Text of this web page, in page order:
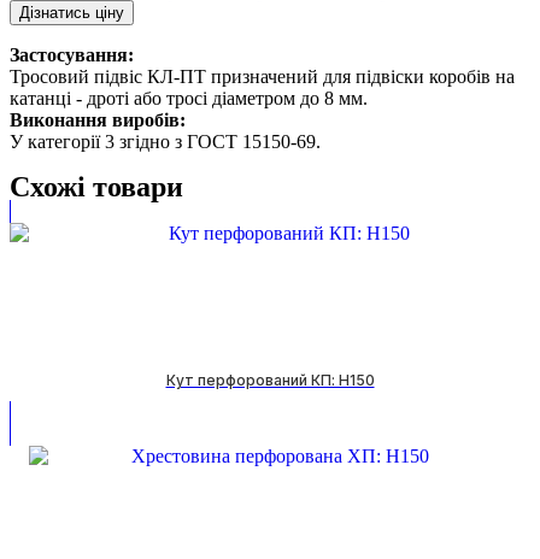
Дізнатись ціну
Застосування:
Тросовий підвіс КЛ-ПТ призначений для підвіски коробів на
катанці - дроті або тросі діаметром до 8 мм.
Виконання виробів:
У категорії 3 згідно з ГОСТ 15150-69.
Схожі товари
Кут перфорований КП: H150